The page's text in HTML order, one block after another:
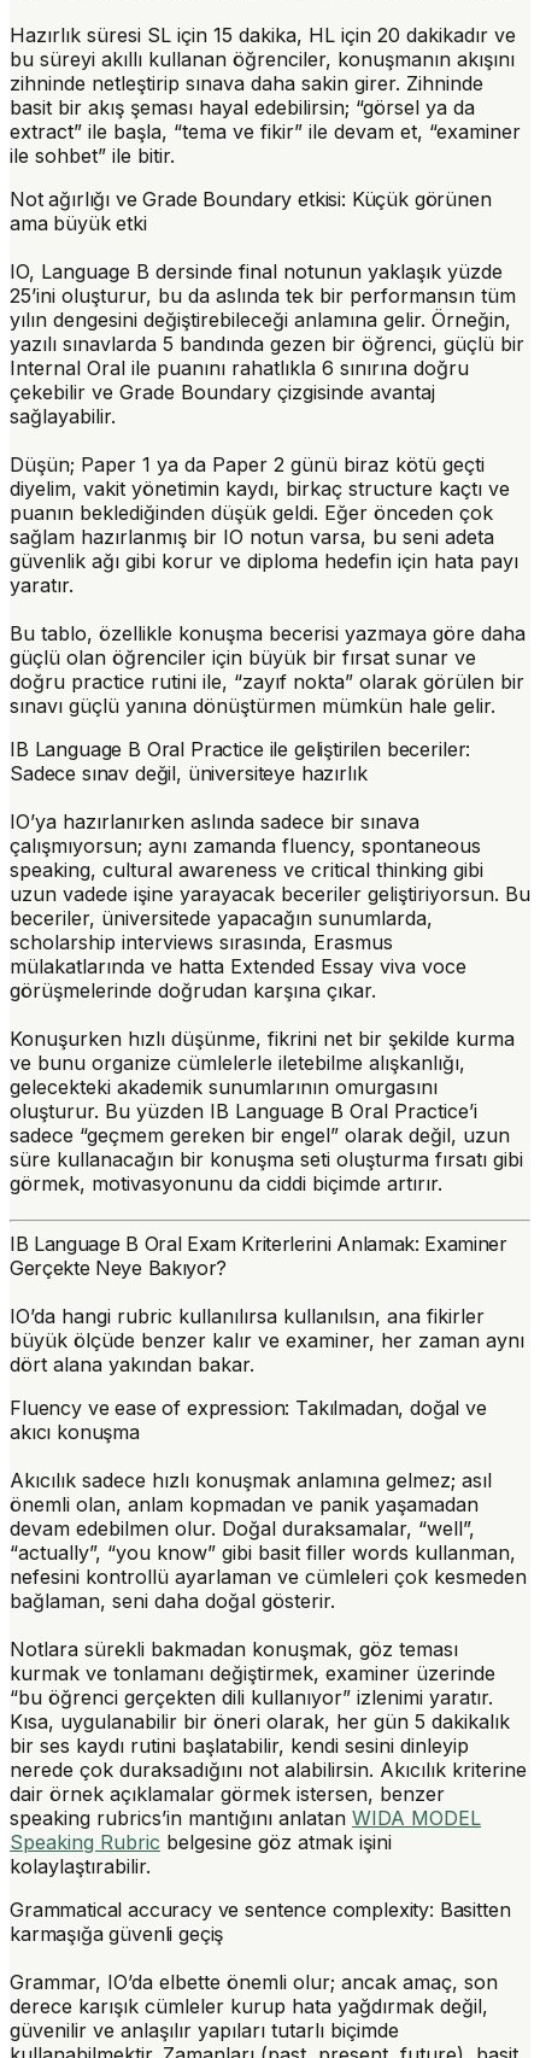
Hazırlık süresi SL için 15 dakika, HL için 20 dakikadır ve
bu süreyi akıllı kullanan öğrenciler, konuşmanın akışını
zihninde netleştirip sınava daha sakin girer. Zihninde
basit bir akış şeması hayal edebilirsin; “görsel ya da
extract” ile başla, “tema ve fikir” ile devam et, “examiner
ile sohbet” ile bitir.
Not ağırlığı ve Grade Boundary etkisi: Küçük görünen
ama büyük etki
IO, Language B dersinde final notunun yaklaşık yüzde
25’ini oluşturur, bu da aslında tek bir performansın tüm
yılın dengesini değiştirebileceği anlamına gelir. Örneğin,
yazılı sınavlarda 5 bandında gezen bir öğrenci, güçlü bir
Internal Oral ile puanını rahatlıkla 6 sınırına doğru
çekebilir ve Grade Boundary çizgisinde avantaj
sağlayabilir.
Düşün; Paper 1 ya da Paper 2 günü biraz kötü geçti
diyelim, vakit yönetimin kaydı, birkaç structure kaçtı ve
puanın beklediğinden düşük geldi. Eğer önceden çok
sağlam hazırlanmış bir IO notun varsa, bu seni adeta
güvenlik ağı gibi korur ve diploma hedefin için hata payı
yaratır.
Bu tablo, özellikle konuşma becerisi yazmaya göre daha
güçlü olan öğrenciler için büyük bir fırsat sunar ve
doğru practice rutini ile, “zayıf nokta” olarak görülen bir
sınavı güçlü yanına dönüştürmen mümkün hale gelir.
IB Language B Oral Practice ile geliştirilen beceriler:
Sadece sınav değil, üniversiteye hazırlık
IO’ya hazırlanırken aslında sadece bir sınava
çalışmıyorsun; aynı zamanda fluency, spontaneous
speaking, cultural awareness ve critical thinking gibi
uzun vadede işine yarayacak beceriler geliştiriyorsun. Bu
beceriler, üniversitede yapacağın sunumlarda,
scholarship interviews sırasında, Erasmus
mülakatlarında ve hatta Extended Essay viva voce
görüşmelerinde doğrudan karşına çıkar.
Konuşurken hızlı düşünme, fikrini net bir şekilde kurma
ve bunu organize cümlelerle iletebilme alışkanlığı,
gelecekteki akademik sunumlarının omurgasını
oluşturur. Bu yüzden IB Language B Oral Practice’i
sadece “geçmem gereken bir engel” olarak değil, uzun
süre kullanacağın bir konuşma seti oluşturma fırsatı gibi
görmek, motivasyonunu da ciddi biçimde artırır.
IB Language B Oral Exam Kriterlerini Anlamak: Examiner
Gerçekte Neye Bakıyor?
IO’da hangi rubric kullanılırsa kullanılsın, ana fikirler
büyük ölçüde benzer kalır ve examiner, her zaman aynı
dört alana yakından bakar.
Fluency ve ease of expression: Takılmadan, doğal ve
akıcı konuşma
Akıcılık sadece hızlı konuşmak anlamına gelmez; asıl
önemli olan, anlam kopmadan ve panik yaşamadan
devam edebilmen olur. Doğal duraksamalar, “well”,
“actually”, “you know” gibi basit filler words kullanman,
nefesini kontrollü ayarlaman ve cümleleri çok kesmeden
bağlaman, seni daha doğal gösterir.
Notlara sürekli bakmadan konuşmak, göz teması
kurmak ve tonlamanı değiştirmek, examiner üzerinde
“bu öğrenci gerçekten dili kullanıyor” izlenimi yaratır.
Kısa, uygulanabilir bir öneri olarak, her gün 5 dakikalık
bir ses kaydı rutini başlatabilir, kendi sesini dinleyip
nerede çok duraksadığını not alabilirsin. Akıcılık kriterine
dair örnek açıklamalar görmek istersen, benzer
speaking rubrics’in mantığını anlatan WIDA MODEL
Speaking Rubric belgesine göz atmak işini
kolaylaştırabilir.
Grammatical accuracy ve sentence complexity: Basitten
karmaşığa güvenli geçiş
Grammar, IO’da elbette önemli olur; ancak amaç, son
derece karışık cümleler kurup hata yağdırmak değil,
güvenilir ve anlaşılır yapıları tutarlı biçimde